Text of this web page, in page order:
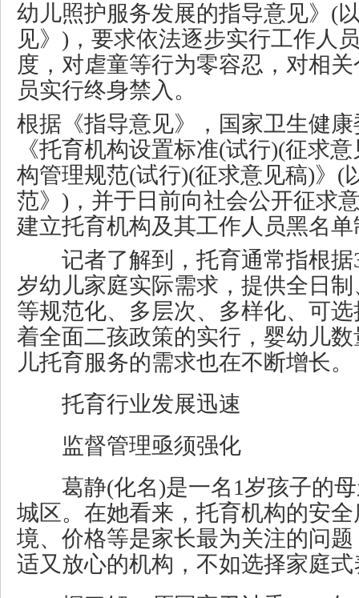
幼儿照护服务发展的指导意见》(
见》)，要求依法逐步实行工作人
度，对虐童等行为零容忍，对相
员实行终身禁入。
根据《指导意见》，国家卫生健
《托育机构设置标准(试行)(征求
构管理规范(试行)(征求意见稿)》(
范》)，并于日前向社会公开征求
建立托育机构及其工作人员黑名
记者了解到，托育通常指根据
岁幼儿家庭实际需求，提供全日
等规范化、多层次、多样化、可
着全面二孩政策的实行，婴幼儿
儿托育服务的需求也在不断增长。
托育行业发展迅速
监督管理亟须强化
葛静(化名)是一名1岁孩子的母
城区。在她看来，托育机构的安
境、价格等是家长最为关注的问
适又放心的机构，不如选择家庭